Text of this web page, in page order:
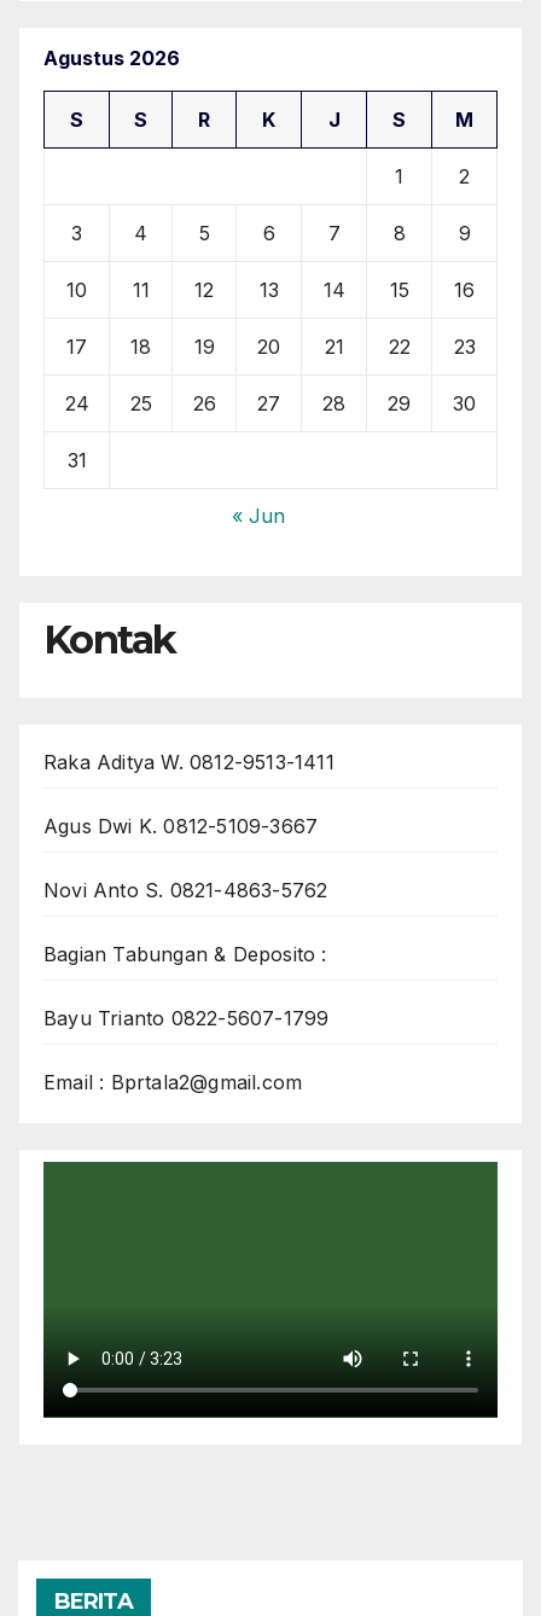
Agustus 2026
S S R K J S M
1 2
3 4 5 6 7 8 9
10 11 12 13 14 15 16
17 18 19 20 21 22 23
24 25 26 27 28 29 30
31
« Jun
Kontak
Raka Aditya W. 0812-9513-1411
Agus Dwi K. 0812-5109-3667
Novi Anto S. 0821-4863-5762
Bagian Tabungan & Deposito :
Bayu Trianto 0822-5607-1799
Email : Bprtala2@gmail.com
BERITA